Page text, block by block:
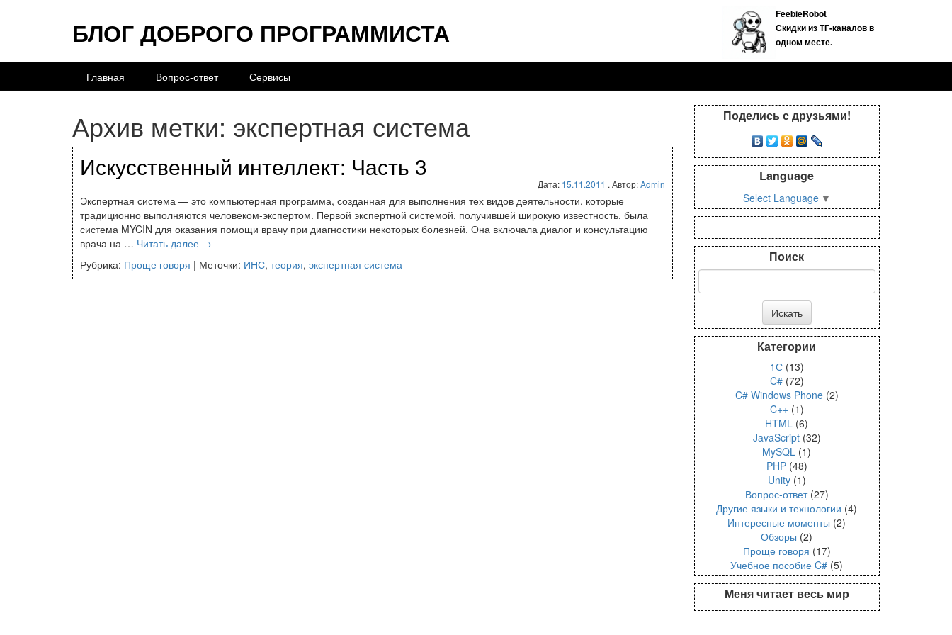
БЛОГ ДОБРОГО ПРОГРАММИСТА
FeebieRobot
Скидки из ТГ-каналов в
одном месте.
Главная Вопрос-ответ Сервисы
Архив метки: экспертная система
Искусственный интеллект: Часть 3
Дата: 15.11.2011 . Автор:Admin
Экспертная система — это компьютерная программа, созданная для выполнения тех видов деятельности, которые
традиционно выполняются человеком-экспертом. Первой экспертной системой, получившей широкую известность, была
система MYCIN для оказания помощи врачу при диагностики некоторых болезней. Она включала диалог и консультацию
врача на … Читать далее →
Рубрика: Проще говоря | Меточки: ИНС, теория, экспертная система
Поделись с друзьями!
Language
Select Language ▼
Поиск
Категории
1С(13)
C#(72)
C# Windows Phone(2)
C++(1)
HTML (6)
JavaScript(32)
MySQL (1)
PHP(48)
Unity(1)
Вопрос-ответ(27)
Другие языки и технологии (4)
Интересные моменты (2)
Обзоры (2)
Проще говоря (17)
Учебное пособие C# (5)
Меня читает весь мир